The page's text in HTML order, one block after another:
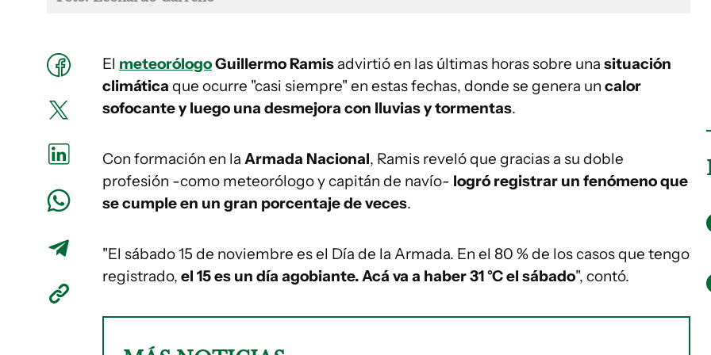
El meteorólogoGuillermo Ramis advirtió en las últimas horas sobre una situación
climática que ocurre "casi siempre" en estas fechas, donde se genera un calor
sofocante y luego una desmejora con lluvias y tormentas.
Con formación en la Armada Nacional, Ramis reveló que gracias a su doble
profesión -como meteorólogo y capitán de navío- logró registrar un fenómeno que
se cumple en un gran porcentaje de veces.
"El sábado 15 de noviembre es el Día de la Armada. En el 80 % de los casos que tengo
registrado, el 15 es un día agobiante. Acá va a haber 31 °C el sábado", contó.